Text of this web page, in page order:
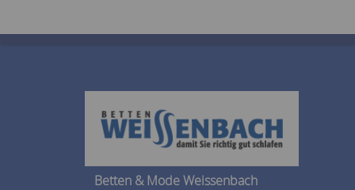
Betten & Mode Weissenbach